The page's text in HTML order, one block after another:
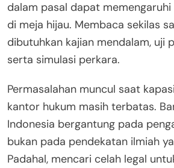
dalam pasal dapat
di meja hijau. Membaca sekilas
dibutuhkan kajian mendalam, uji
serta simulasi perkara.
Permasalahan muncul saat
kantor hukum masih terbatas.
Indonesia bergantung pada
bukan pada pendekatan ilmiah
Padahal, mencari celah legal